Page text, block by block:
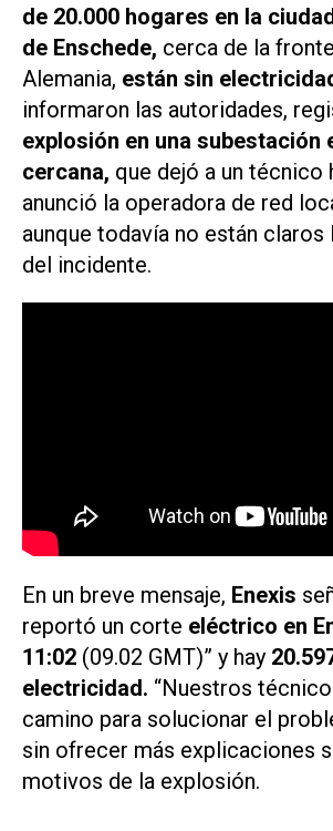
de 20.000 hogares en la
de Enschede, cerca de la
Alemania, están sin
informaron las autoridades,
explosión en una subestación
cercana, que dejó a un técnico
anunció la operadora de red
aunque todavía no están
del incidente.
En un breve mensaje, Enexis
reportó un corte eléctrico en
11:02 (09.02 GMT)” y hay
electricidad. “Nuestros
camino para solucionar el
sin ofrecer más explicaciones
motivos de la explosión.